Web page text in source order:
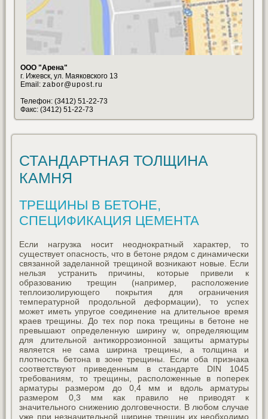
ООО "Арена"
г. Ижевск, ул. Маяковского 13
Email: zabor@upost.ru
Телефон: (3412) 51-22-73
Факс: (3412) 51-22-73
СТАНДАРТНАЯ ТОЛЩИНА
КАМНЯ
ТРЕЩИНЫ В БЕТОНЕ,
СПЕЦИФИКАЦИЯ ЦЕМЕНТА
Если нагрузка носит неоднократный характер, то
существует опасность, что в бетоне рядом с динамически
связанной заделанной трещиной возникают новые. Если
нельзя устранить причины, которые привели к
образованию трещин (например, расположение
теплоизолирующего покрытия для ограничения
температурной продольной деформации), то успех
может иметь упругое соединение на длительное время
краев трещины. До тех пор пока трещины в бетоне не
превышают определенную ширину w, определяющим
для длительной антикоррозионной защиты арматуры
является не сама ширина трещины, а толщина и
плотность бетона в зоне трещины. Если оба признака
соответствуют приведенным в стандарте DIN 1045
требованиям, то трещины, расположенные в поперек
арматуры размером до 0,4 мм и вдоль арматуры
размером 0,3 мм как правило не приводят к
значительного снижению долговечности. В любом случае
уже при незначительной ширине трещин их необходимо